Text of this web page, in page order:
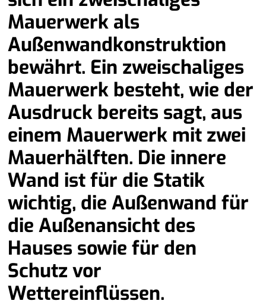
Mauerwerk als
Außenwandkonstruktion
bewährt. Ein zweischaliges
Mauerwerk besteht, wie der
Ausdruck bereits sagt, aus
einem Mauerwerk mit zwei
Mauerhälften. Die innere
Wand ist für die Statik
wichtig, die Außenwand für
die Außenansicht des
Hauses sowie für den
Schutz vor
Wettereinflüssen.